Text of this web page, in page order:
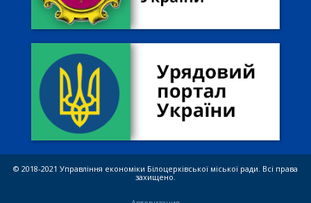
© 2018-2021 Управління економіки Білоцерківської міської ради. Всі права
захищено.